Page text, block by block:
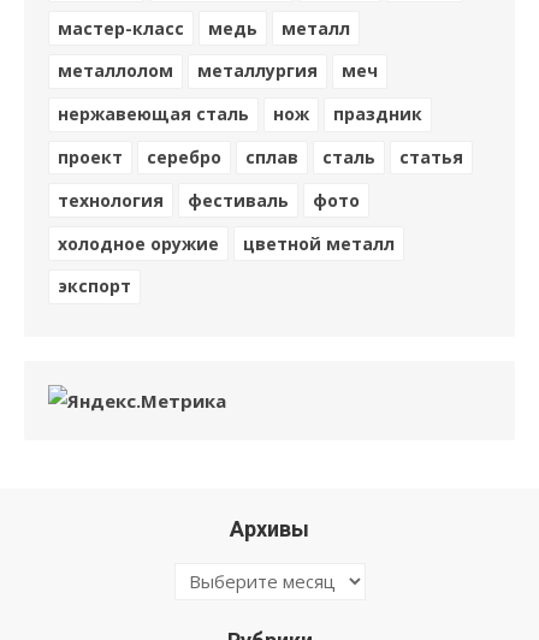
мастер-класс
медь
металл
металлолом
металлургия
меч
нержавеющая сталь
нож
праздник
проект
серебро сплав сталь
статья
технология
фестиваль
фото
холодное оружие
цветной металл
экспорт
Архивы
Архивы